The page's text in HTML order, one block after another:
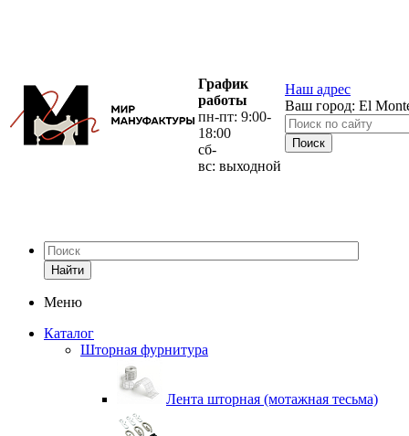
График
работы
пн-пт: 9:00-
18:00
сб-
вс: выходной
Наш адрес
Ваш город: El
Найти
Меню
Каталог
Шторная фурнитура
Лента шторная (мотажная тесьма)